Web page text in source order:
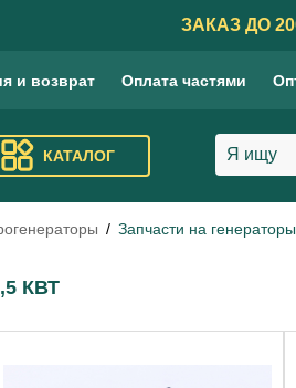
ЗАКАЗ ДО
и возврат Оплата частями
КАТАЛОГ
Запчасти на
КВТ